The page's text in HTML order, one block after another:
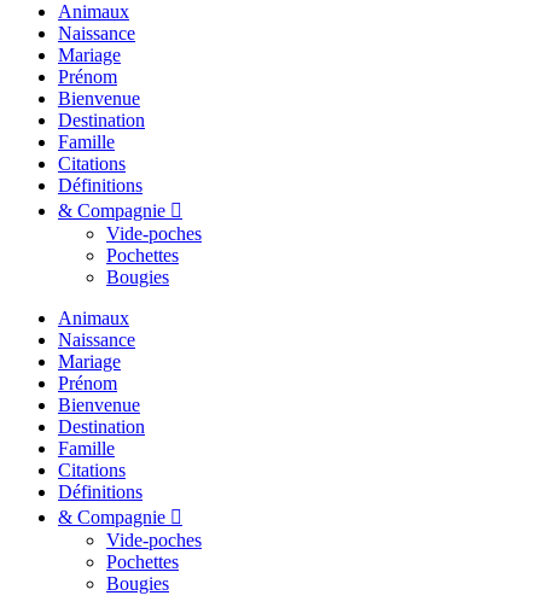
Animaux
Naissance
Mariage
Prénom
Bienvenue
Destination
Famille
Citations
Définitions
& Compagnie
Vide-poches
Pochettes
Bougies
Animaux
Naissance
Mariage
Prénom
Bienvenue
Destination
Famille
Citations
Définitions
& Compagnie
Vide-poches
Pochettes
Bougies